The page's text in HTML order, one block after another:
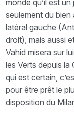
monde qu’il est
seulement du bien
latéral gauche
droit), mais aussi
Vahid misera sur
les Verts depuis
qui est certain,
pour être prêt le
disposition du